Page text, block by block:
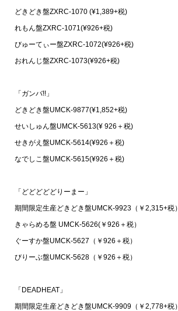
どきどき盤ZXRC-1070 (¥1,389+税)
れもん盤ZXRC-1071(¥926+税)
びゅーてぃー盤ZXRC-1072(¥926+税)
おれんじ盤ZXRC-1073(¥926+税)
「ガンバ!!」
どきどき盤UMCK-9877(¥1,852+税)
せいしゅん盤UMCK-5613(¥ 926＋税)
せきがえ盤UMCK-5614(¥926＋税)
なでしこ盤UMCK-5615(¥926＋税)
「どどどどどりーまー」
期間限定生産どきどき盤UMCK-9923（￥2,315+税）
きゃらめる盤 UMCK-5626(￥926＋税）
ぐーすか盤UMCK-5627（￥926＋税）
びりーぶ盤UMCK-5628（￥926＋税）
「DEADHEAT」
期間限定生産どきどき盤UMCK-9909（￥2,778+税）